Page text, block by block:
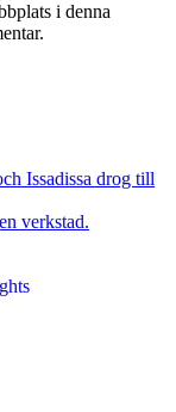
i denna
Issadissa drog till
verkstad.